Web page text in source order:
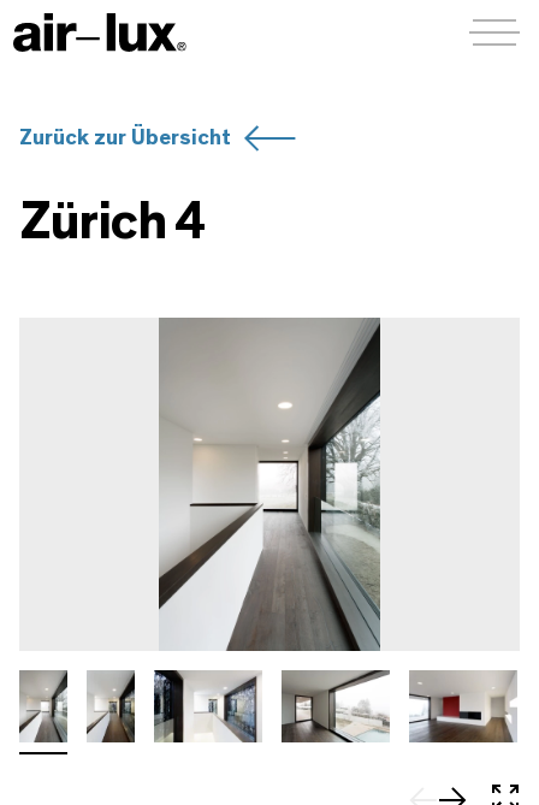
Menü
Zurück zur Übersicht
Zürich 4